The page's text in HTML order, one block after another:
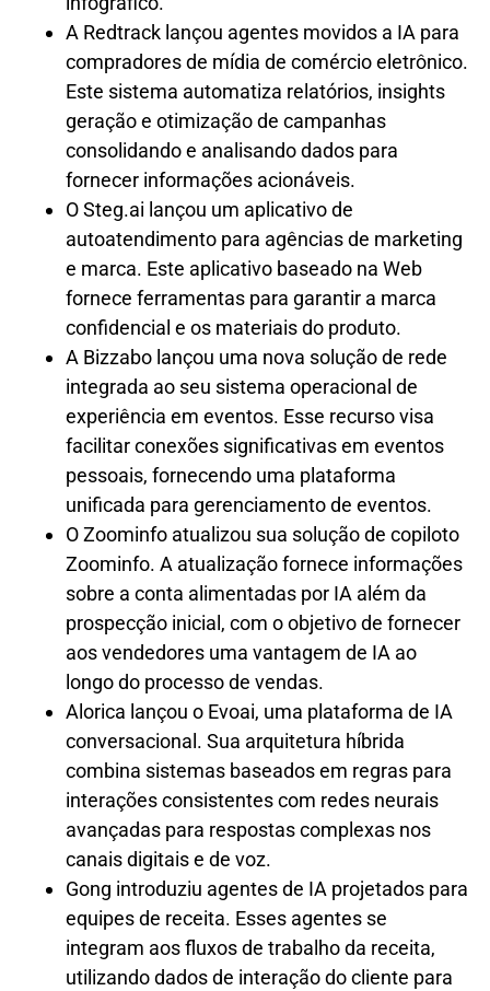
A Redtrack lançou agentes movidos a IA para
compradores de mídia de comércio eletrônico.
Este sistema automatiza relatórios, insights
geração e otimização de campanhas
consolidando e analisando dados para
fornecer informações acionáveis.
O Steg.ai lançou um aplicativo de
autoatendimento para agências de marketing
e marca. Este aplicativo baseado na Web
fornece ferramentas para garantir a marca
confidencial e os materiais do produto.
A Bizzabo lançou uma nova solução de rede
integrada ao seu sistema operacional de
experiência em eventos. Esse recurso visa
facilitar conexões significativas em eventos
pessoais, fornecendo uma plataforma
unificada para gerenciamento de eventos.
O Zoominfo atualizou sua solução de copiloto
Zoominfo. A atualização fornece informações
sobre a conta alimentadas por IA além da
prospecção inicial, com o objetivo de fornecer
aos vendedores uma vantagem de IA ao
longo do processo de vendas.
Alorica lançou o Evoai, uma plataforma de IA
conversacional. Sua arquitetura híbrida
combina sistemas baseados em regras para
interações consistentes com redes neurais
avançadas para respostas complexas nos
canais digitais e de voz.
Gong introduziu agentes de IA projetados para
equipes de receita. Esses agentes se
integram aos fluxos de trabalho da receita,
utilizando dados de interação do cliente para